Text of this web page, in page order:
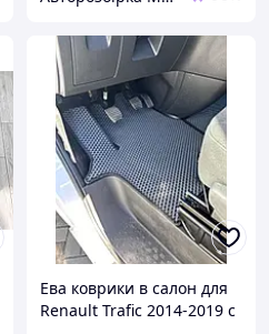
Ева коврики в салон для
Renault Trafic 2014-2019 с